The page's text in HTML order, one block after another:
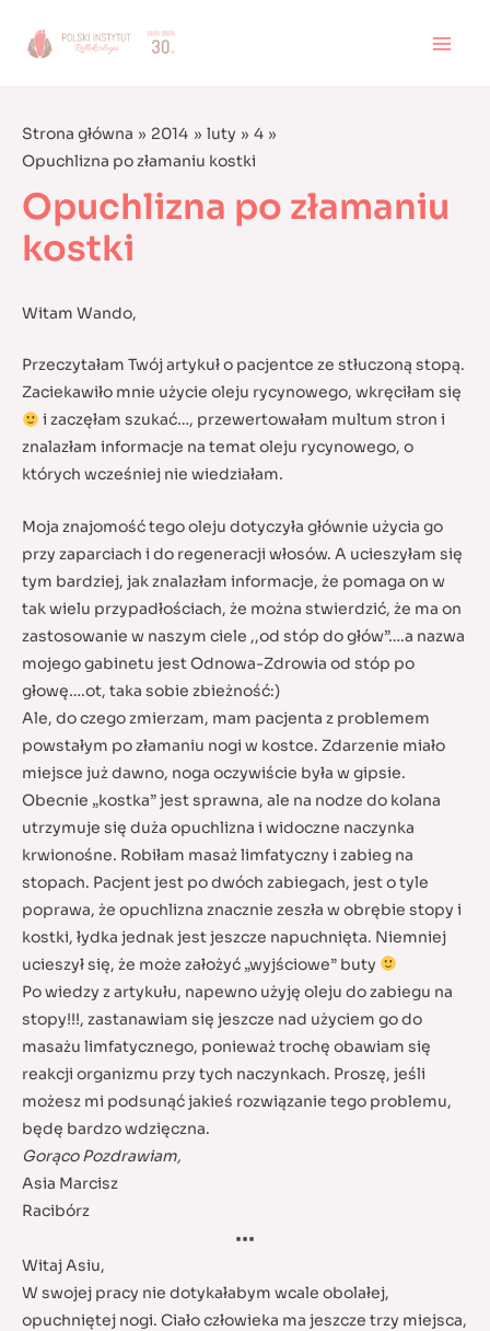
Strona główna 2014 luty
4
Opuchlizna po złamaniu kostki
Opuchlizna po złamaniu
kostki
Witam Wando,
Przeczytałam Twój artykuł o pacjentce ze stłuczoną stopą.
Zaciekawiło mnie użycie oleju rycynowego, wkręciłam się
i zaczęłam szukać…, przewertowałam multum stron i
znalazłam informacje na temat oleju rycynowego, o
których wcześniej nie wiedziałam.
Moja znajomość tego oleju dotyczyła głównie użycia go
przy zaparciach i do regeneracji włosów. A ucieszyłam się
tym bardziej, jak znalazłam informacje, że pomaga on w
tak wielu przypadłościach, że można stwierdzić, że ma on
zastosowanie w naszym ciele ,,od stóp do głów”….a nazwa
mojego gabinetu jest Odnowa-Zdrowia od stóp po
głowę….ot, taka sobie zbieżność:)
Ale, do czego zmierzam, mam pacjenta z problemem
powstałym po złamaniu nogi w kostce. Zdarzenie miało
miejsce już dawno, noga oczywiście była w gipsie.
Obecnie „kostka” jest sprawna, ale na nodze do kolana
utrzymuje się duża opuchlizna i widoczne naczynka
krwionośne. Robiłam masaż limfatyczny i zabieg na
stopach. Pacjent jest po dwóch zabiegach, jest o tyle
poprawa, że opuchlizna znacznie zeszła w obrębie stopy i
kostki, łydka jednak jest jeszcze napuchnięta. Niemniej
ucieszył się, że może założyć „wyjściowe” buty
Po wiedzy z artykułu, napewno użyję oleju do zabiegu na
stopy!!!, zastanawiam się jeszcze nad użyciem go do
masażu limfatycznego, ponieważ trochę obawiam się
reakcji organizmu przy tych naczynkach. Proszę, jeśli
możesz mi podsunąć jakieś rozwiązanie tego problemu,
będę bardzo wdzięczna.
Gorąco Pozdrawiam,
Asia Marcisz
Racibórz
•••
Witaj Asiu,
W swojej pracy nie dotykałabym wcale obolałej,
opuchniętej nogi. Ciało człowieka ma jeszcze trzy miejsca,